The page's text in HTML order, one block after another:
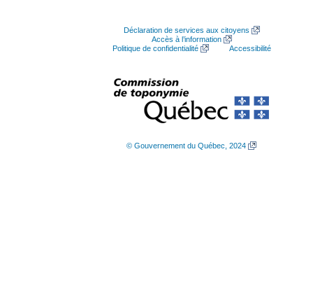
Déclaration de services aux citoyens
Accès à l’information
Politique de confidentialité
Accessibilité
© Gouvernement du Québec, 2024